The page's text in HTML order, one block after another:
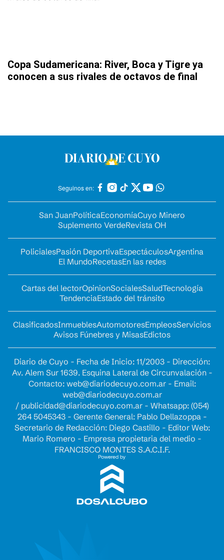
Copa Sudamericana: River, Boca y Tigre ya
conocen a sus rivales de octavos de final
Seguinos en:
San JuanPolíticaEconomíaCuyo Minero
Suplemento VerdeRevista OH
PolicialesPasión DeportivaEspectáculosArgentina
El MundoRecetasEn las redes
Cartas del lectorOpinionSocialesSaludTecnología
TendenciaEstado del tránsito
ClasificadosInmueblesAutomotoresEmpleosServicios
Avisos Fúnebres y MisasEdictos
Diario de Cuyo - Fecha de Inicio: 11/2003 - Dirección:
Av. Alem Sur 1639. Esquina Lateral de Circunvalación -
Contacto: web@diariodecuyo.com.ar- Email:
web@diariodecuyo.com.ar
/ publicidad@diariodecuyo.com.ar- Whatsapp: (054)
264 5045343 - Gerente General: Pablo Dellazoppa -
Secretario de Redacción: Diego Castillo - Editor Web:
Mario Romero - Empresa propietaria del medio -
FRANCISCO MONTES S.A.C.I.F.